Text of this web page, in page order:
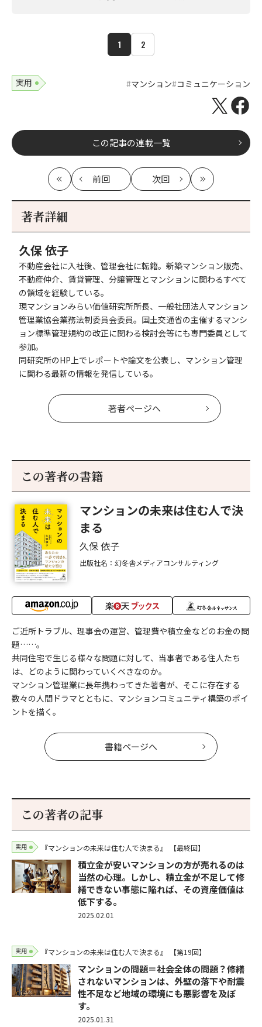
1 2
実用 マンション コミュニケーション
この記事の連載一覧
最
初
前回
記
次回
記
最
新
著者詳細
久保 依子
不動産会社に入社後、管理会社に転籍。新築マンション販売、
不動産仲介、賃貸管理、分譲管理とマンションに関わるすべて
の領域を経験している。
現マンションみらい価値研究所所長、一般社団法人マンション
管理業協会業務法制委員会委員。国土交通省の主催するマンシ
ョン標準管理規約の改正に関わる検討会等にも専門委員として
参加。
同研究所のHP上でレポートや論文を公表し、マンション管理
に関わる最新の情報を発信している。
著者ページへ
この著者の書籍
マンションの未来は住む人で決
まる
久保 依子
出版社名：幻冬舎メディアコンサルティング
ご近所トラブル、理事会の運営、管理費や積立金などのお金の問
題……。
共同住宅で生じる様々な問題に対して、当事者である住人たち
は、どのように関わっていくべきなのか。
マンション管理業に長年携わってきた著者が、そこに存在する
数々の人間ドラマとともに、マンションコミュニティ構築のポイ
ントを描く。
書籍ページへ
この著者の記事
実用 『マンションの未来は住む人で決まる』 【最終回】
積立金が安いマンションの方が売れるのは
当然の心理。しかし、積立金が不足して修
繕できない事態に陥れば、その資産価値は
低下する。
2025.02.01
実用 『マンションの未来は住む人で決まる』 【第19回】
マンションの問題＝社会全体の問題？修繕
されないマンションは、外壁の落下や耐震
性不足など地域の環境にも悪影響を及ぼ
す。
2025.01.31